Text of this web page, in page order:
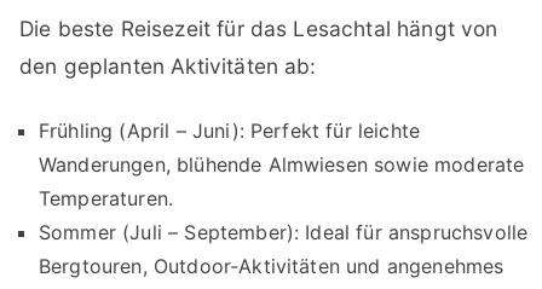
Die beste Reisezeit für das Lesachtal hängt von
den geplanten Aktivitäten ab:
Frühling (April – Juni): Perfekt für leichte
Wanderungen, blühende Almwiesen sowie moderate
Temperaturen.
Sommer (Juli – September): Ideal für anspruchsvolle
Bergtouren, Outdoor-Aktivitäten und angenehmes